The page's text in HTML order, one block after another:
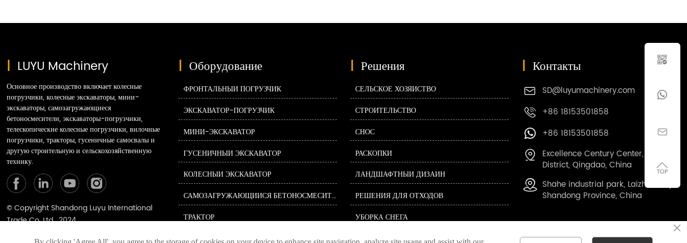
| LUYU Machinery
Основное производство включает колесные
погрузчики, колесные экскаваторы, мини-
экскаваторы, самозагружающиеся
бетоносмесители, экскаваторы-погрузчики,
телескопические колесные погрузчики, вилочные
погрузчики, тракторы, гусеничные самосвалы и
другую строительную и сельскохозяйственную
технику.
© Copyright Shandong Luyu International
Trade Co. Ltd. 2024
| Оборудование
ФРОНТАЛЬНЫЙ ПОГРУЗЧИК
ЭКСКАВАТОР-ПОГРУЗЧИК
МИНИ-ЭКСКАВАТОР
ГУСЕНИЧНЫЙ ЭКСКАВАТОР
КОЛЕСНЫЙ ЭКСКАВАТОР
САМОЗАГРУЖАЮЩИЙСЯ БЕТОНОСМЕСИТЕЛЬ
ТРАКТОР
ПОГРУЗЧИК
| Решения
СЕЛЬСКОЕ ХОЗЯЙСТВО
СТРОИТЕЛЬСТВО
СНОС
РАСКОПКИ
ЛАНДШАФТНЫЙ ДИЗАЙН
РЕШЕНИЯ ДЛЯ ОТХОДОВ
УБОРКА СНЕГА
ЛЕСНОЕ ХОЗЯЙСТВО И ЛЕСОЗАГОТОВКА
| Контакты
 SD@luyumachinery.com
 +86 18153501858
 +86 18153501858
 Excellence Century Center, Shibei
District, Qingdao, China
 Shahe industrial park, Laizhou City,
Shandong Province, China




×